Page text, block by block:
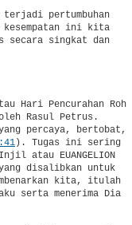
pertumbuhan
ini kita
secara singkat dan
Hari Pencurahan Roh
Rasul Petrus.
percaya, bertobat,
). Tugas ini sering
atau EUANGELION
disalibkan untuk
kita, itulah
serta menerima Dia